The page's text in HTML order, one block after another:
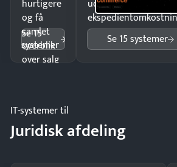
hurtigere
og få
samlet
overblik
over salg
Se 15
systemer
uden
Se 15 systemer
IT-systemer til
Juridisk afdeling